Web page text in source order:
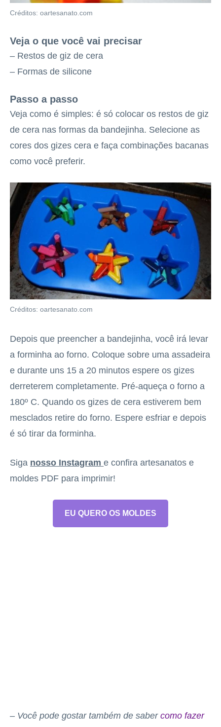
Créditos: oartesanato.com
Veja o que você vai precisar
– Restos de giz de cera
– Formas de silicone
Passo a passo
Veja como é simples: é só colocar os restos de giz
de cera nas formas da bandejinha. Selecione as
cores dos gizes cera e faça combinações bacanas
como você preferir.
Créditos: oartesanato.com
Depois que preencher a bandejinha, você irá levar
a forminha ao forno. Coloque sobre uma assadeira
e durante uns 15 a 20 minutos espere os gizes
derreterem completamente. Pré-aqueça o forno a
180º C. Quando os gizes de cera estiverem bem
mesclados retire do forno. Espere esfriar e depois
é só tirar da forminha.
Siga nosso Instagram e confira artesanatos e
moldes PDF para imprimir!
EU QUERO OS MOLDES
– Você pode gostar também de saber como fazer